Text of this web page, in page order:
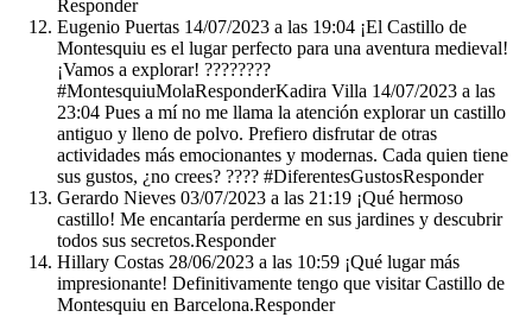
Responder
Eugenio Puertas 14/07/2023 a las 19:04 ¡El Castillo de
Montesquiu es el lugar perfecto para una aventura medieval!
¡Vamos a explorar! ????????️
#MontesquiuMolaResponderKadira Villa 14/07/2023 a las
23:04 Pues a mí no me llama la atención explorar un castillo
antiguo y lleno de polvo. Prefiero disfrutar de otras
actividades más emocionantes y modernas. Cada quien tiene
sus gustos, ¿no crees? ???? #DiferentesGustosResponder
Gerardo Nieves 03/07/2023 a las 21:19 ¡Qué hermoso
castillo! Me encantaría perderme en sus jardines y descubrir
todos sus secretos.Responder
Hillary Costas 28/06/2023 a las 10:59 ¡Qué lugar más
impresionante! Definitivamente tengo que visitar Castillo de
Montesquiu en Barcelona.Responder